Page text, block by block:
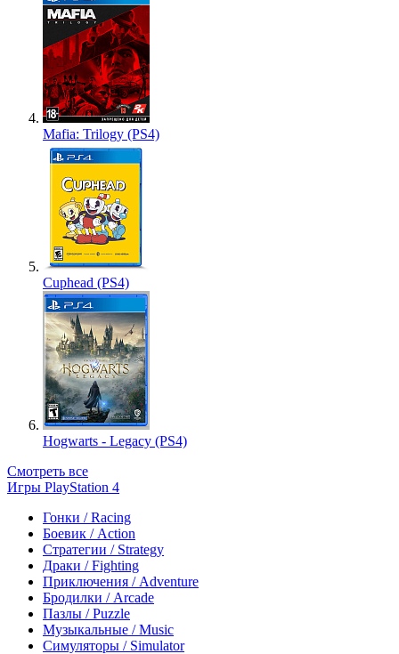
Mafia: Trilogy (PS4)
Cuphead (PS4)
Hogwarts - Legacy (PS4)
Смотреть все
Игры PlayStation 4
Гонки / Racing
Боевик / Action
Стратегии / Strategy
Драки / Fighting
Приключения / Adventure
Бродилки / Arcade
Пазлы / Puzzle
Музыкальные / Music
Симуляторы / Simulator